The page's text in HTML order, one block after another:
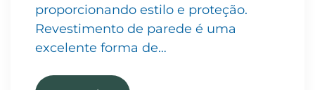
proporcionando estilo e proteção.
Revestimento de parede é uma
excelente forma de…